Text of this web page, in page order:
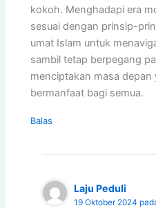
kokoh. Menghadapi era
sesuai dengan prinsip-
umat Islam untuk
sambil tetap berpegang
menciptakan masa
bermanfaat bagi semua.
Balas
Laju Peduli
19 Oktober 2024